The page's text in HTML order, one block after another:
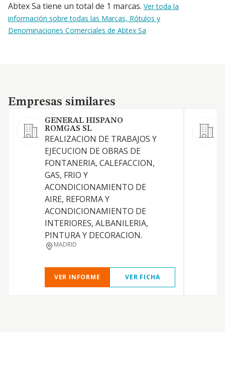
Abtex Sa tiene un total de 1 marcas. Ver toda la
información sobre todas las Marcas, Rótulos y
Denominaciones Comerciales de Abtex Sa
Empresas similares
Empresas similares
GENERAL HISPANO
ROMGAS SL
REALIZACION DE TRABAJOS Y
EJECUCION DE OBRAS DE
FONTANERIA, CALEFACCION,
GAS, FRIO Y
ACONDICIONAMIENTO DE
AIRE, REFORMA Y
ACONDICIONAMIENTO DE
INTERIORES, ALBANILERIA,
PINTURA Y DECORACION.
MADRID
VER INFORME VER FICHA